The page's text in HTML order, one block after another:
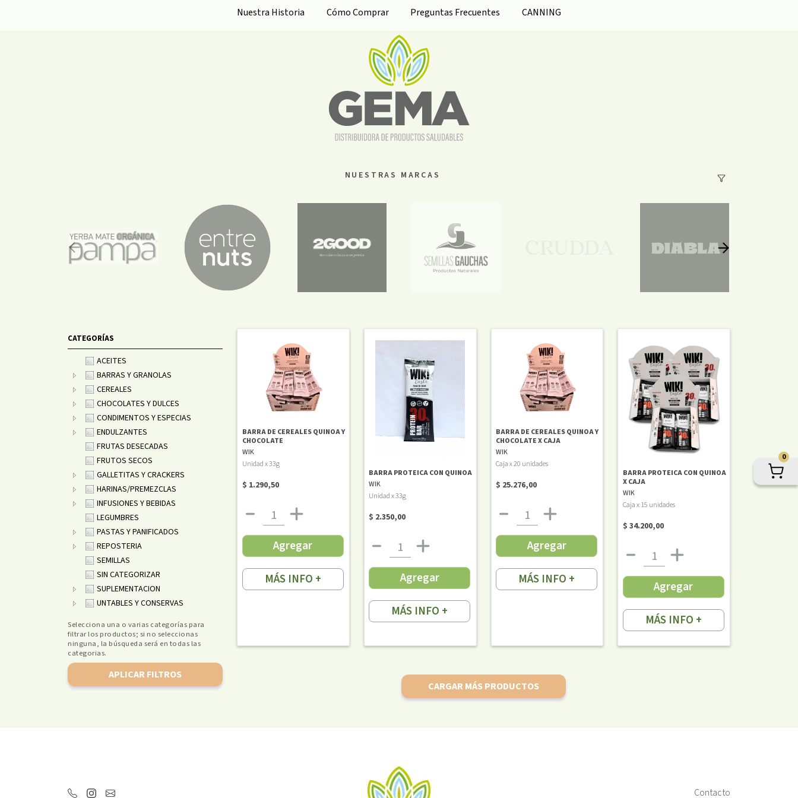
NUESTRAS MARCAS
CATEGORÍAS
ACEITES
BARRAS Y GRANOLAS
CEREALES
CHOCOLATES Y DULCES
CONDIMENTOS Y ESPECIAS
ENDULZANTES
FRUTAS DESECADAS
FRUTOS SECOS
GALLETITAS Y CRACKERS
HARINAS/PREMEZCLAS
INFUSIONES Y BEBIDAS
LEGUMBRES
PASTAS Y PANIFICADOS
REPOSTERIA
SEMILLAS
SIN CATEGORIZAR
SUPLEMENTACION
UNTABLES Y CONSERVAS
Selecciona una o varias categorías para
filtrar los productos; si no seleccionas
ninguna, la búsqueda será en todas las
categorias.
APLICAR FILTROS
BARRA DE CEREALES QUINOA Y
CHOCOLATE
WIK
Unidad x 33g
$ 1.290,50
Agregar
MÁS INFO +
BARRA PROTEICA CON QUINOA
WIK
Unidad x 33g
$ 2.350,00
Agregar
MÁS INFO +
BARRA DE CEREALES QUINOA Y
CHOCOLATE X CAJA
WIK
Caja x 20 unidades
$ 25.276,00
Agregar
MÁS INFO +
BARRA PROTEICA CON QUINOA
X CAJA
WIK
Caja x 15 unidades
$ 34.200,00
Agregar
MÁS INFO +
CARGAR MÁS PRODUCTOS
Nuestra Historia Cómo Comprar Preguntas Frecuentes CANNING
0
Contacto